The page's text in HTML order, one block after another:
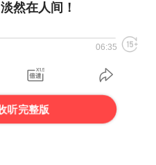
然在人间！
06:35
听完整版